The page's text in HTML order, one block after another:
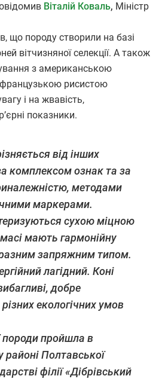
Віталій Коваль, Міністр
що породу створили на базі
вітчизняної селекції. А також
з американською
рисистою
і на жвавість,
показники.
від інших
комплексом ознак та за
методами
маркерами.
сухою міцною
мають гармонійну
запряжним типом.
лагідний. Коні
добре
екологічних умов
породи пройшла в
Полтавської
філії «Дібрівський